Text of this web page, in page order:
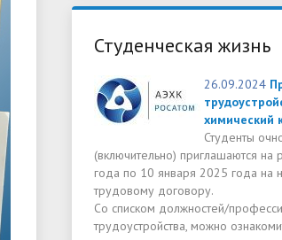
Студенческая жизнь
26.09.2024
химический
Студенты
(включительно) приглашаются
года по 10 января 2025 года на
трудовому договору.
Со списком должностей/
трудоустройства, можно